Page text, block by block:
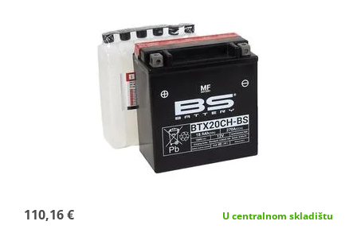
110,16 € U centralnom skladištu